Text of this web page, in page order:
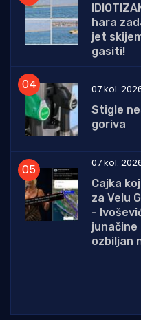
hara
jet
gasiti!
07 kol.
Stigle
goriva
07 kol.
Cajka
za Velu
-
ozbiljan